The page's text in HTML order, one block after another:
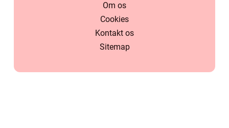
Om os
Cookies
Kontakt os
Sitemap